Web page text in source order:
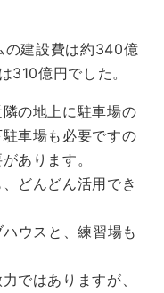
の建設費は約340億
310億円でした。
の地上に駐車場の
車場も必要ですの
あります。
どんどん活用でき
ウスと、練習場も
ではありますが、